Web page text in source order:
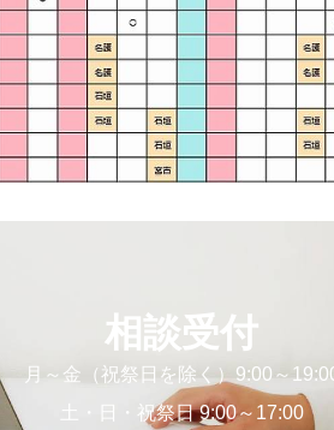
相談受付
月～金（祝祭日を除く）9:00～
土・日・祝祭日 9:00～17:00